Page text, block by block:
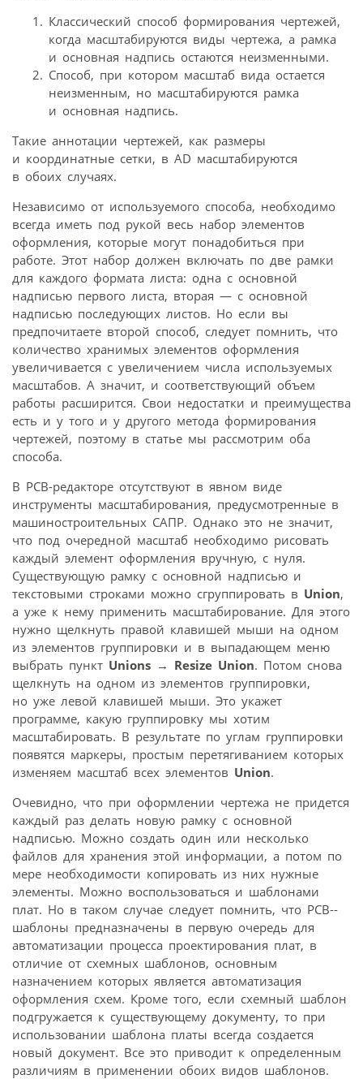
Классический способ формирования чертежей,
когда масштабируются виды чертежа, а рамка
и основная надпись остаются неизменными.
Способ, при котором масштаб вида остается
неизменным, но масштабируются рамка
и основная надпись.
Такие аннотации чертежей, как размеры
и координатные сетки, в AD масштабируются
в обоих случаях.
Независимо от используемого способа, необходимо
всегда иметь под рукой весь набор элементов
оформления, которые могут понадобиться при
работе. Этот набор должен включать по две рамки
для каждого формата листа: одна с основной
надписью первого листа, вторая — с основной
надписью последующих листов. Но если вы
предпочитаете второй способ, следует помнить, что
количество хранимых элементов оформления
увеличивается с увеличением числа используемых
масштабов. А значит, и соответствующий объем
работы расширится. Свои недостатки и преимущества
есть и у того и у другого метода формирования
чертежей, поэтому в статье мы рассмотрим оба
способа.
В PCB-­редакторе отсутствуют в явном виде
инструменты масштабирования, предусмотренные в
машиностроительных САПР. Однако это не значит,
что под очередной масштаб необходимо рисовать
каждый элемент оформления вручную, с нуля.
Существующую рамку с основной надписью и
текстовыми строками можно сгруппировать в Union,
а уже к нему применить масштабирование. Для этого
нужно щелкнуть правой клавишей мыши на одном
из элементов группировки и в выпадающем меню
выбрать пункт Unions → Resize Union. Потом снова
щелкнуть на одном из элементов группировки,
но уже левой клавишей мыши. Это укажет
программе, какую группировку мы хотим
масштабировать. В результате по углам группировки
появятся маркеры, простым перетягиванием которых
изменяем масштаб всех элементов Union.
Очевидно, что при оформлении чертежа не придется
каждый раз делать новую рамку с основной
надписью. Можно создать один или несколько
файлов для хранения этой информации, а потом по
мере необходимости копировать из них нужные
элементы. Можно воспользоваться и шаблонами
плат. Но в таком случае следует помнить, что PCB-­
шаблоны предназначены в первую очередь для
автоматизации процесса проектирования плат, в
отличие от схемных шаблонов, основным
назначением которых является автоматизация
оформления схем. Кроме того, если схемный шаблон
подгружается к существующему документу, то при
использовании шаблона платы всегда создается
новый документ. Все это приводит к определенным
различиям в применении обоих видов шаблонов.